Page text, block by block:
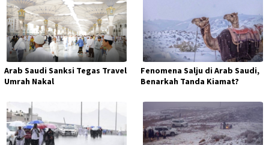
Arab Saudi Sanksi Tegas Travel
Umrah Nakal
Fenomena Salju di Arab Saudi,
Benarkah Tanda Kiamat?